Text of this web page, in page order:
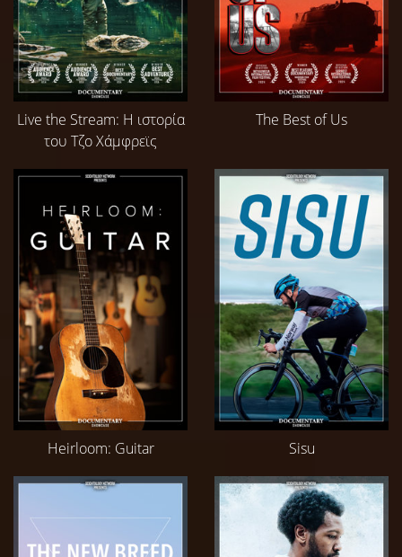
Live the Stream: Η ιστορία
του Τζο Χάμφρεϊς
The Best of Us
Heirloom: Guitar Sisu